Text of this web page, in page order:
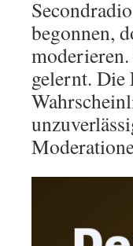
begonnen,
gelernt. Die